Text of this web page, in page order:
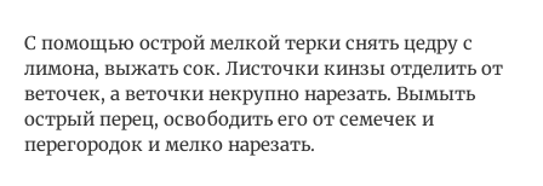
С помощью острой мелкой терки снять цедру с
лимона, выжать сок. Листочки кинзы отделить от
веточек, а веточки некрупно нарезать. Вымыть
острый перец, освободить его от семечек и
перегородок и мелко нарезать.